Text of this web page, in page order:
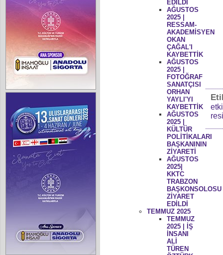
EDİLDİ
AĞUSTOS
2025 |
RESSAM-
AKADEMİSYEN
OKAN
ÇAĞAL'I
KAYBETTİK
AĞUSTOS
2025 |
FOTOĞRAF
SANATÇISI
ORHAN
YAYLI'YI
KAYBETTİK
AĞUSTOS
2025 |
KÜLTÜR
POLİTİKALARI
BAŞKANININ
ZİYARETİ
AĞUSTOS
2025|
KKTC
TRABZON
BAŞKONSOLOSU
ZİYARET
EDİLDİ
TEMMUZ 2025
TEMMUZ
2025 | İŞ
İNSANI
ALİ
TÜREN